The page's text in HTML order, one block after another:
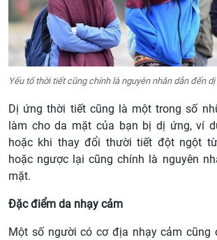
Yếu tố thời tiết cũng chính là nguyên nhân dẫn đến
Dị ứng thời tiết cũng là một trong số
làm cho da mặt của bạn bị dị ứng, ví
hoặc khi thay đổi thười tiết đột ngột
hoặc ngược lại cũng chính là nguyên
mặt.
Đặc điểm da nhạy cảm
Một số người có cơ địa nhạy cảm cũng